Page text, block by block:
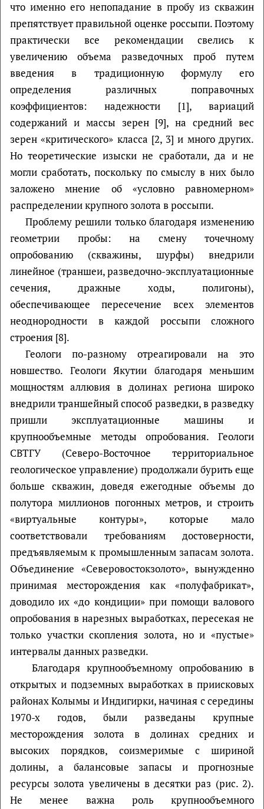
что именно его непопадание в пробу из скважин
препятствует правильной оценке россыпи. Поэтому
практически все рекомендации свелись к
увеличению объема разведочных проб путем
введения в традиционную формулу его
определения различных поправочных
коэффициентов: надежности [1], вариаций
содержаний и массы зерен [9], на средний вес
зерен «критического» класса [2, 3] и много других.
Но теоретические изыски не сработали, да и не
могли сработать, поскольку по смыслу в них было
заложено мнение об «условно равномерном»
распределении крупного золота в россыпи.
Проблему решили только благодаря изменению
геометрии пробы: на смену точечному
опробованию (скважины, шурфы) внедрили
линейное (траншеи, разведочно-эксплуатационные
сечения, дражные ходы, полигоны),
обеспечивающее пересечение всех элементов
неоднородности в каждой россыпи сложного
строения [8].
Геологи по-разному отреагировали на это
новшество. Геологи Якутии благодаря меньшим
мощностям аллювия в долинах региона широко
внедрили траншейный способ разведки, в разведку
пришли эксплуатационные машины и
крупнообъемные методы опробования. Геологи
СВТГУ (Северо-Восточное территориальное
геологическое управление) продолжали бурить еще
больше скважин, доведя ежегодные объемы до
полутора миллионов погонных метров, и строить
«виртуальные контуры», которые мало
соответствовали требованиям достоверности,
предъявляемым к промышленным запасам золота.
Объединение «Северовостокзолото», вынужденно
принимая месторождения как «полуфабрикат»,
доводило их «до кондиции» при помощи валового
опробования в нарезных выработках, пересекая не
только участки скопления золота, но и «пустые»
интервалы данных разведки.
Благодаря крупнообъемному опробованию в
открытых и подземных выработках в приисковых
районах Колымы и Индигирки, начиная с середины
1970-х годов, были разведаны крупные
месторождения золота в долинах средних и
высоких порядков, соизмеримые с шириной
долины, а балансовые запасы и прогнозные
ресурсы золота увеличены в десятки раз (рис. 2).
Не менее важна роль крупнообъемного